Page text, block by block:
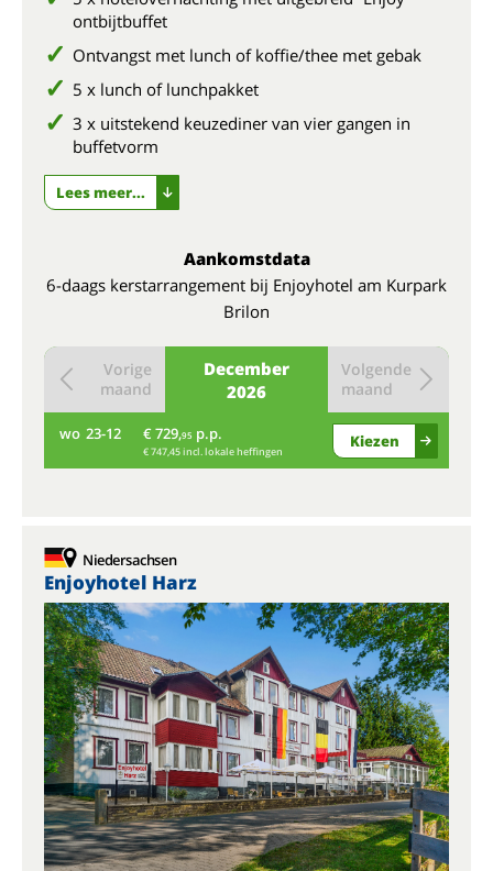
ontbijtbuffet
Ontvangst met lunch of koffie/thee met gebak
5 x lunch of lunchpakket
3 x uitstekend keuzediner van vier gangen in
buffetvorm
Lees meer...
Aankomstdata
6-daags kerstarrangement bij Enjoyhotel am Kurpark
Brilon
December
2026
Vorige
maand
Volgende
maand
wo 23-12 € 729,95 p.p.
€ 747,45 incl. lokale heffingen
Kiezen
Niedersachsen
Enjoyhotel Harz